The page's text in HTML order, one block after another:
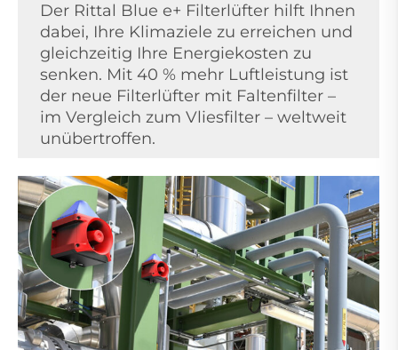
Der Rittal Blue e+ Filterlüfter hilft Ihnen
dabei, Ihre Klimaziele zu erreichen und
gleichzeitig Ihre Energiekosten zu
senken. Mit 40 % mehr Luftleistung ist
der neue Filterlüfter mit Faltenfilter –
im Vergleich zum Vliesfilter – weltweit
unübertroffen.